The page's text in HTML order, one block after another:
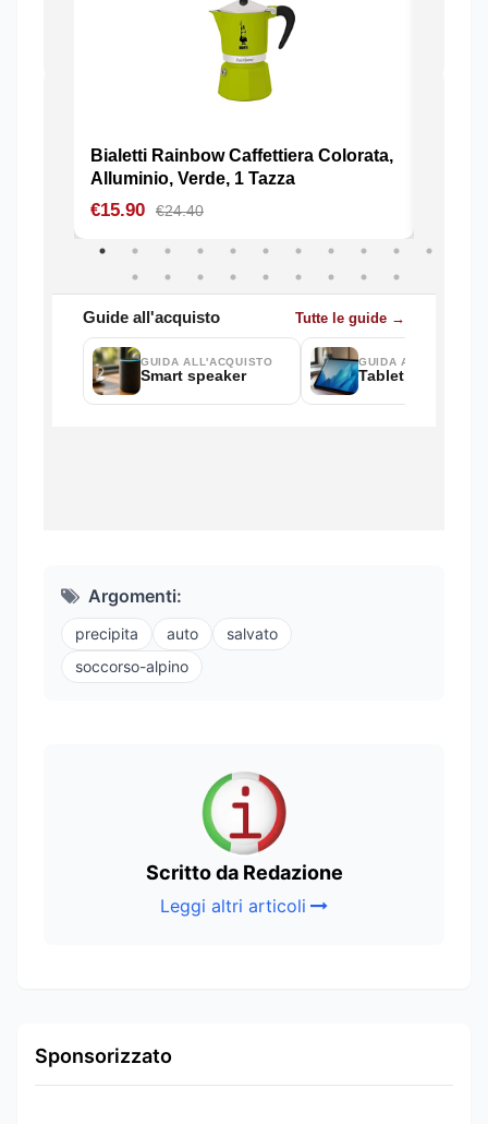
Argomenti:
precipita auto
salvato
soccorso-alpino
Scritto da Redazione
Leggi altri articoli
Sponsorizzato